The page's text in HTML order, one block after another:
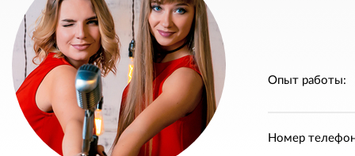
Опыт работы:
Номер